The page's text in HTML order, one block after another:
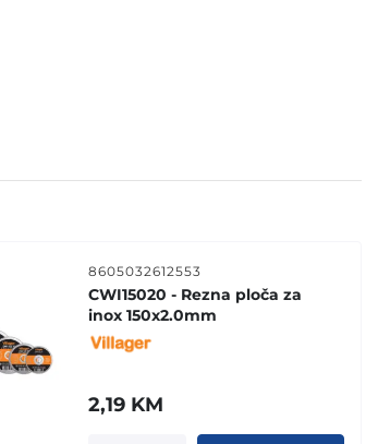
8605032612553
CWI15020 - Rezna ploča za
inox 150x2.0mm
2,19 KM